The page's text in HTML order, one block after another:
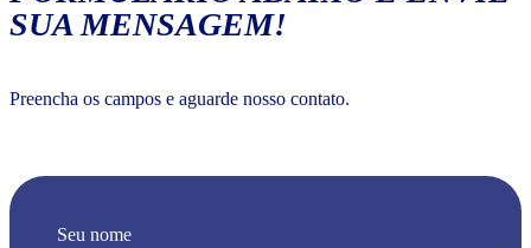
SUA MENSAGEM!
Preencha os campos e aguarde nosso contato.
Seu nome